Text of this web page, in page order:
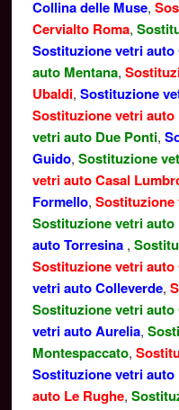
Collina delle Muse,
Cervialto Roma,
Sostituzione vetri auto
auto Mentana,
Ubaldi, Sostituzione
Sostituzione vetri auto
vetri auto Due Ponti,
Guido, Sostituzione
vetri auto Casal
Formello, Sostituzione
Sostituzione vetri auto
auto Torresina ,
Sostituzione vetri auto
vetri auto Colleverde,
Sostituzione vetri auto
vetri auto Aurelia,
Montespaccato,
Sostituzione vetri
auto Le Rughe,